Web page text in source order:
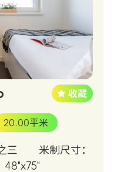
20.00平米
三
米制尺寸：
48"x75"